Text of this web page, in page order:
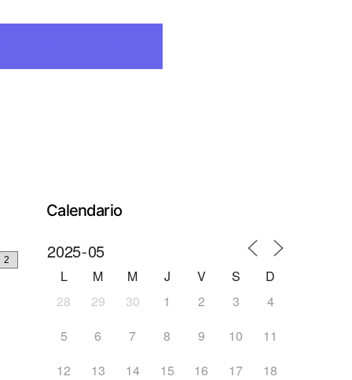
Calendario
L M M J V S
D
28
29 30 1 2 3
4
5
6 7 8 9 10
11
12
13 14 15 16 17
18